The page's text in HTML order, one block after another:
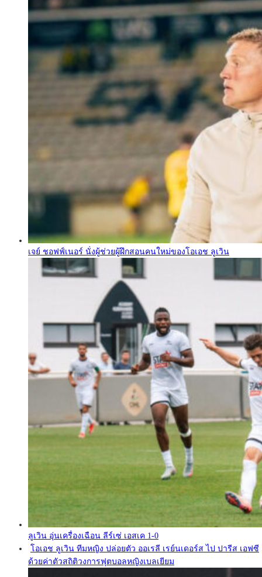
เจย์ ชอฟฟ์เนอร์ นั่งผู้ช่วยผู้ฝึกสอนคนใหม่ของโอเอช ลูเวิน
ลูเวิน อุ่นเครื่องเฉือน ลีร์เซ่ เอสเค 1-0
โอเอช ลูเวิน ทีมหญิง ปล่อยตัว ออเรลี เรย์นเดอร์ส ไป ปารีส เอฟซี
ด้วยค่าตัวสถิติวงการฟุตบอลหญิงเบลเยียม